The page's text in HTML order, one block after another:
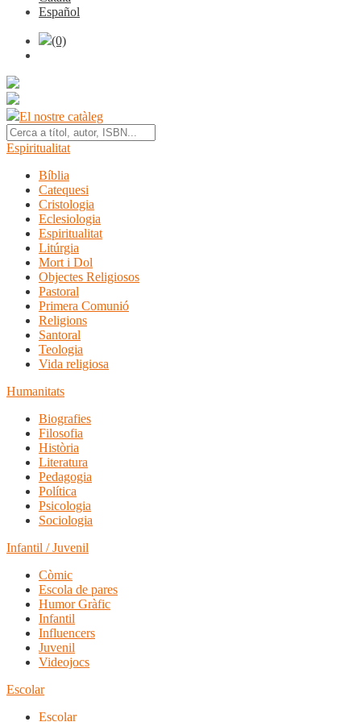
Español
(0)
El nostre catàleg
Espiritualitat
Bíblia
Catequesi
Cristologia
Eclesiologia
Espiritualitat
Litúrgia
Mort i Dol
Objectes Religiosos
Pastoral
Primera Comunió
Religions
Santoral
Teologia
Vida religiosa
Humanitats
Biografies
Filosofia
Història
Literatura
Pedagogia
Política
Psicologia
Sociologia
Infantil / Juvenil
Còmic
Escola de pares
Humor Gràfic
Infantil
Influencers
Juvenil
Videojocs
Escolar
Escolar